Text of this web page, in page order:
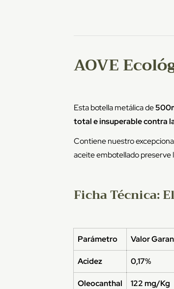
AOVE
Esta botella metálica de
total e insuperable contra
Contiene nuestro
aceite embotellado preserve
Ficha Técnica:
Parámetro Valor
Acidez 0,17%
Oleocanthal 122 mg/Kg